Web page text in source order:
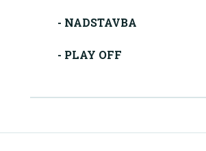
- NADSTAVBA
- PLAY OFF